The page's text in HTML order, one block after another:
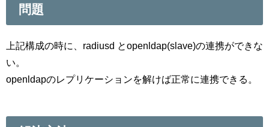
問題
上記構成の時に、radiusd とopenldap(slave)の連携ができな
い。
openldapのレプリケーションを解けば正常に連携できる。